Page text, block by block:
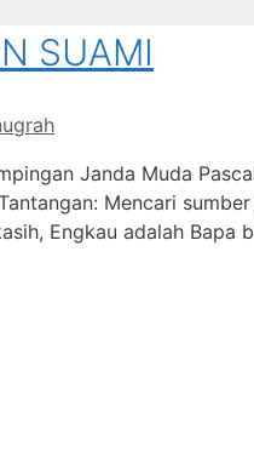
SUAMI
Janda Muda
Mencari
Engkau adalah Bapa